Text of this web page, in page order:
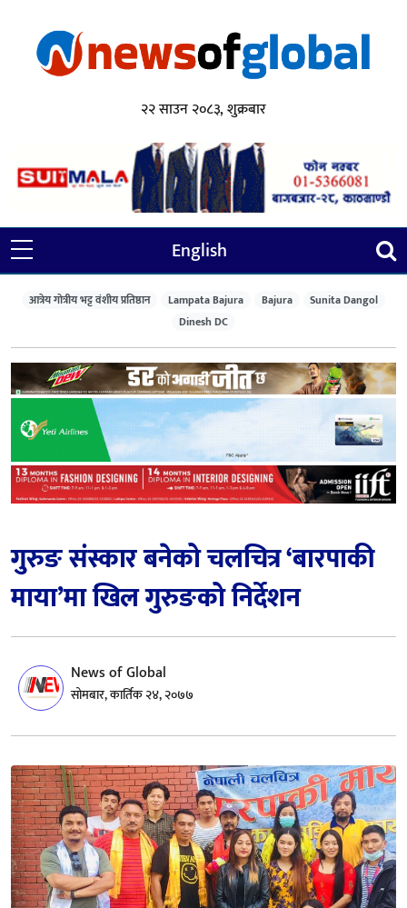
२२ साउन २०८३, शुक्रबार
English
आत्रेय गोत्रीय भट्ट वंशीय प्रतिष्ठान Lampata Bajura Bajura
Sunita Dangol
Dinesh DC
गुरुङ संस्कार बनेको चलचित्र ‘बारपाकी
माया’मा खिल गुरुङको निर्देशन
News of Global
सोमबार, कार्तिक २४, २०७७